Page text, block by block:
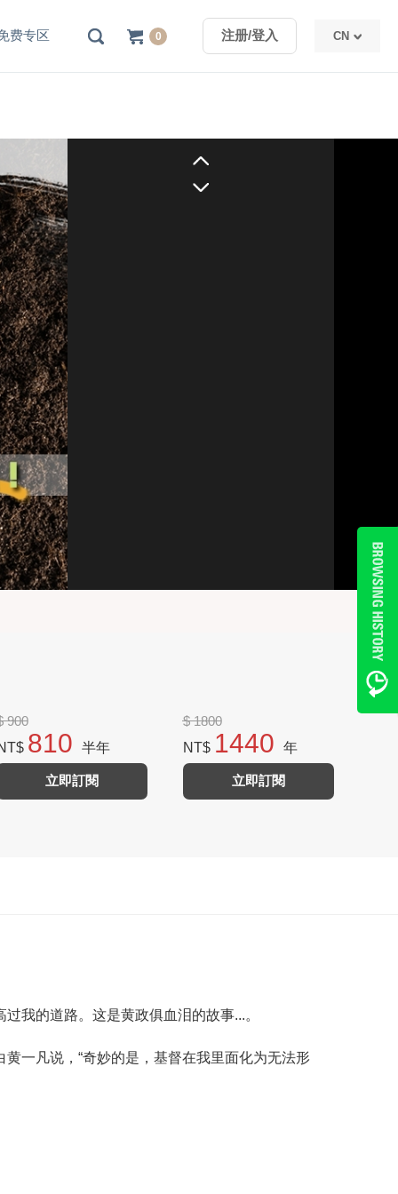
CN
TW
费专区 0 注册/登入
900
810 半年
立即訂閱
$ 1800
NT$ 1440 年
立即訂閱
我的道路。这是黄政俱血泪的故事...。
一凡说，“奇妙的是，基督在我里面化为无法形